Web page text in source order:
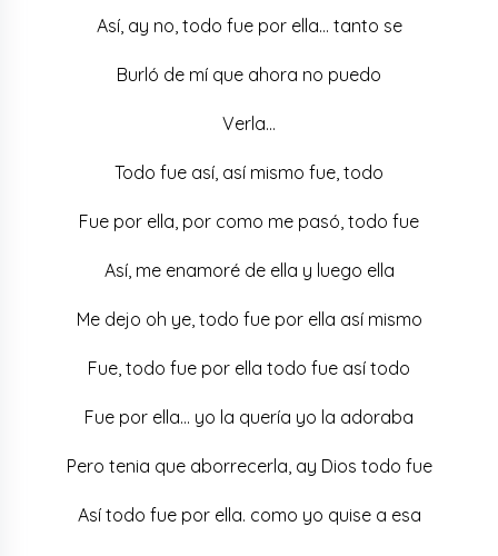
Así, ay no, todo fue por ella… tanto se
Burló de mí que ahora no puedo
Verla…
Todo fue así, así mismo fue, todo
Fue por ella, por como me pasó, todo fue
Así, me enamoré de ella y luego ella
Me dejo oh ye, todo fue por ella así mismo
Fue, todo fue por ella todo fue así todo
Fue por ella… yo la quería yo la adoraba
Pero tenia que aborrecerla, ay Dios todo fue
Así todo fue por ella. como yo quise a esa